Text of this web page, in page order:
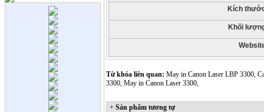
lại với laptop lai tablet
"xếp hình" độc đáo.
Google đang phát triển
Chromebook Pixel đời
Tư vấn chọn mua ổ
cứng gắn ngoài.
Kích
Khối
Từ khóa liên quan: May in Canon Laser LBP 3300,
3300, May in Canon Laser 3300,
+ Sản phẩm tương tự